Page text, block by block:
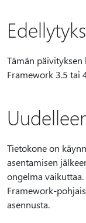
Tämän
Framework 3.5 tai
Tietokone on
asentamisen
ongelma
Framework-
asennusta.